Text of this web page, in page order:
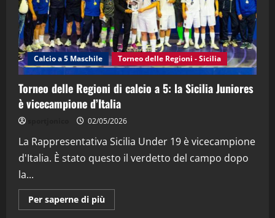
4
"SportEmpire" in Podcast Sport News
“SportEmpire” in Podcast: 27^ Puntata
(Martedi 14 Aprile 2026)
15/04/2026
"SportEmpire" in Podcast
“SportEmpire” in Podcast: 26^ Puntata
08/04/2026
Calcio a 5 Maschile Torneo delle Regioni - Sicilia
Torneo delle Regioni di calcio a 5: la Sicilia Juniores
è vicecampione d’Italia
02/05/2026
La Rappresentativa Sicilia Under 19 è vicecampione
d'Italia. È stato questo il verdetto del campo dopo
la...
Per saperne di più
informazioni